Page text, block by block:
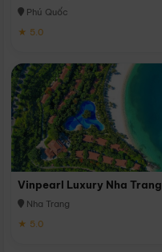
Phú Quốc
★ 5.0
Vinpearl Luxury Nha Trang
Nha Trang
★ 5.0